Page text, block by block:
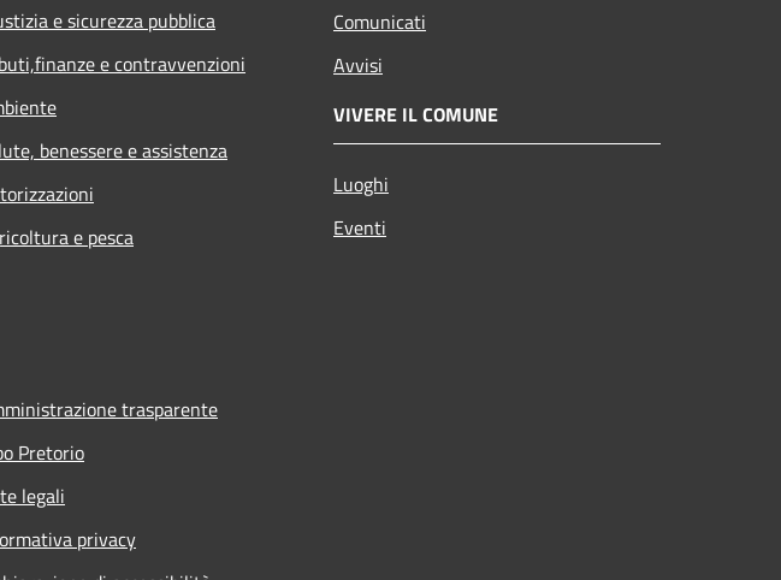
e sicurezza pubblica
e contravvenzioni
benessere e assistenza
e pesca
Comunicati
Avvisi
VIVERE IL COMUNE
Luoghi
Eventi
trasparente
Pretorio
legali
privacy